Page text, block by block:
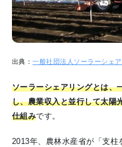
出典：一般社団法人ソーラーシェ
ソーラーシェアリングとは、
し、農業収入と並行して太陽
仕組みです。
2013年、農林水産省が「支